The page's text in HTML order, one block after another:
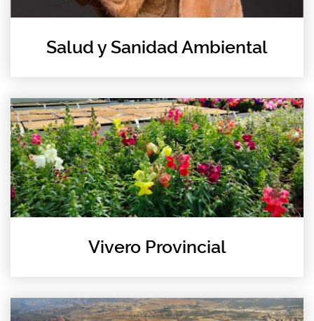
Salud y Sanidad Ambiental
Vivero Provincial